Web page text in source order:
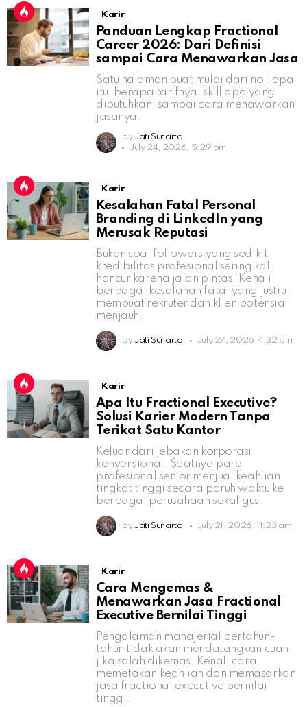
Karir
Panduan Lengkap Fractional
Career 2026: Dari Definisi
sampai Cara Menawarkan Jasa
Satu halaman buat mulai dari nol: apa
itu, berapa tarifnya, skill apa yang
dibutuhkan, sampai cara menawarkan
jasanya.
by Jati Sunarto
July 24, 2026, 5:29 pm
Karir
Kesalahan Fatal Personal
Branding di LinkedIn yang
Merusak Reputasi
Bukan soal followers yang sedikit,
kredibilitas profesional sering kali
hancur karena jalan pintas. Kenali
berbagai kesalahan fatal yang justru
membuat rekruter dan klien potensial
menjauh.
by Jati Sunarto July 27, 2026, 4:32 pm
Karir
Apa Itu Fractional Executive?
Solusi Karier Modern Tanpa
Terikat Satu Kantor
Keluar dari jebakan korporasi
konvensional. Saatnya para
profesional senior menjual keahlian
tingkat tinggi secara paruh waktu ke
berbagai perusahaan sekaligus.
by Jati Sunarto July 21, 2026, 11:23 am
Karir
Cara Mengemas &
Menawarkan Jasa Fractional
Executive Bernilai Tinggi
Pengalaman manajerial bertahun-
tahun tidak akan mendatangkan cuan
jika salah dikemas. Kenali cara
memetakan keahlian dan memasarkan
jasa fractional executive bernilai
tinggi.